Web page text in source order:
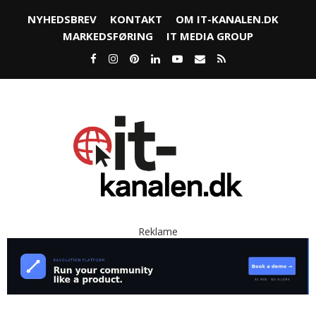
NYHEDSBREV KONTAKT
OM IT-KANALEN.DK
MARKEDSFØRING
IT MEDIA GROUP
Reklame